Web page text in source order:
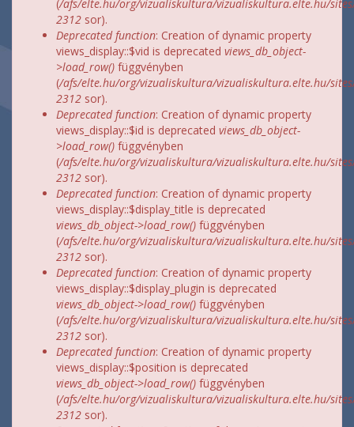
(/afs/elte.hu/org/vizualiskultura/vizualiskultura.elte.hu/
2312 sor).
Deprecated function: Creation of dynamic property
views_display::$vid is deprecated views_db_object-
>load_row() függvényben
(/afs/elte.hu/org/vizualiskultura/vizualiskultura.elte.hu/
2312 sor).
Deprecated function: Creation of dynamic property
views_display::$id is deprecated views_db_object-
>load_row() függvényben
(/afs/elte.hu/org/vizualiskultura/vizualiskultura.elte.hu/
2312 sor).
Deprecated function: Creation of dynamic property
views_display::$display_title is deprecated
views_db_object->load_row() függvényben
(/afs/elte.hu/org/vizualiskultura/vizualiskultura.elte.hu/
2312 sor).
Deprecated function: Creation of dynamic property
views_display::$display_plugin is deprecated
views_db_object->load_row() függvényben
(/afs/elte.hu/org/vizualiskultura/vizualiskultura.elte.hu/
2312 sor).
Deprecated function: Creation of dynamic property
views_display::$position is deprecated
views_db_object->load_row() függvényben
(/afs/elte.hu/org/vizualiskultura/vizualiskultura.elte.hu/
2312 sor).